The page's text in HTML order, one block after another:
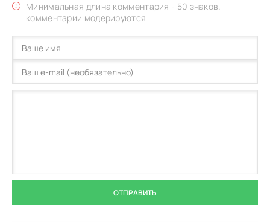
Минимальная длина комментария - 50 знаков.
комментарии модерируются
ОТПРАВИТЬ